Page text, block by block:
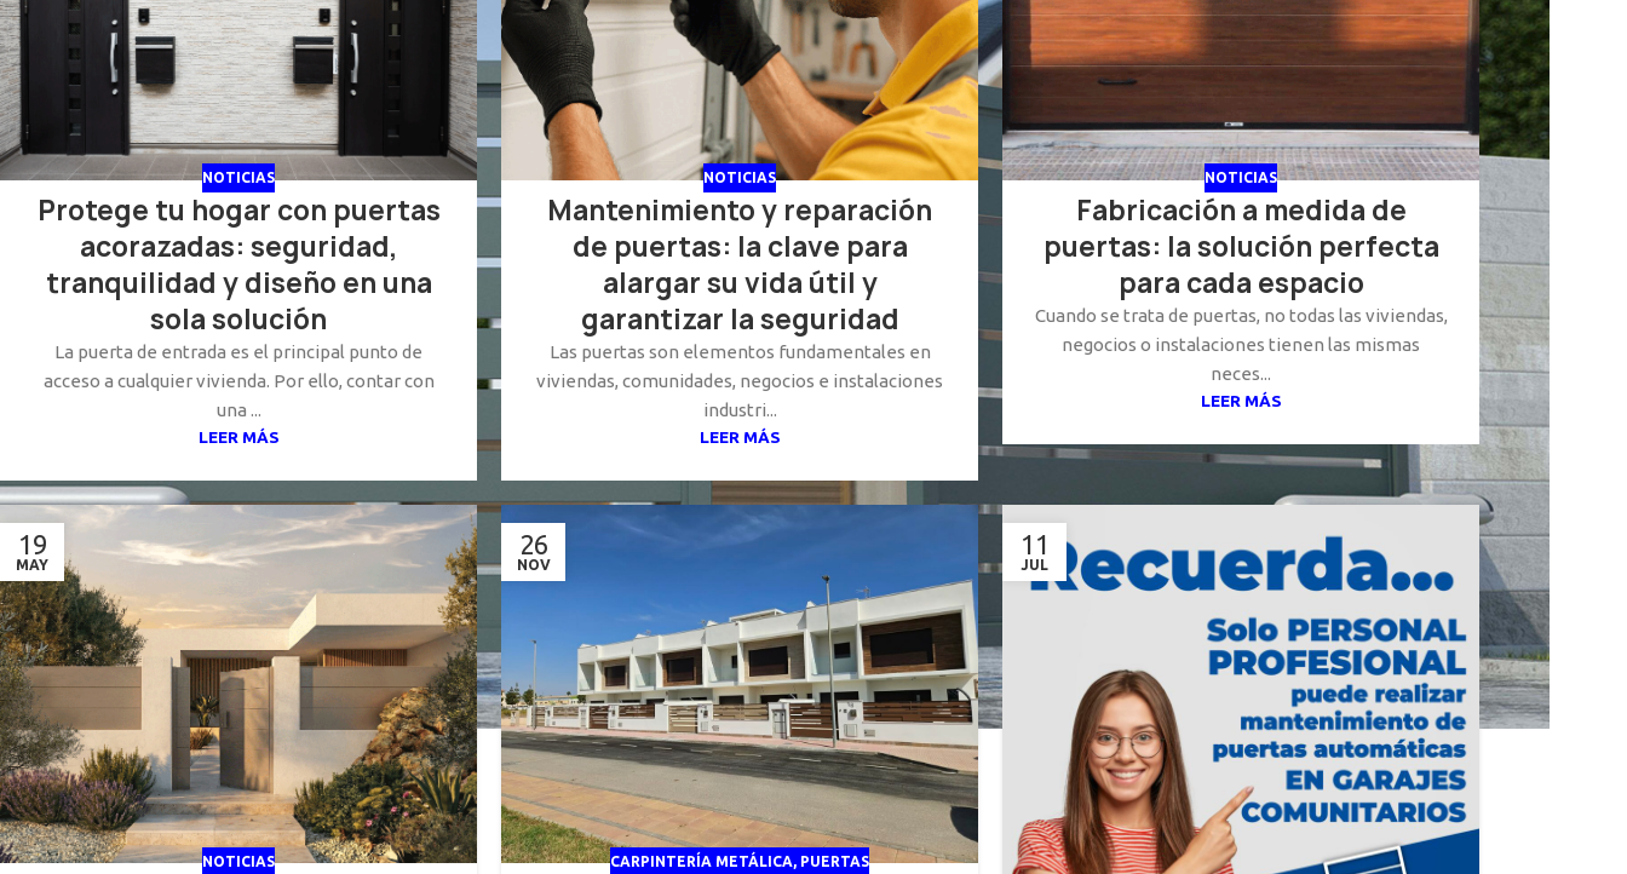
NOTICIAS
Protege tu hogar con puertas
acorazadas: seguridad,
tranquilidad y diseño en una
sola solución
La puerta de entrada es el principal punto de
acceso a cualquier vivienda. Por ello, contar con
una ...
LEER MÁS
NOTICIAS
Mantenimiento y reparación
de puertas: la clave para
alargar su vida útil y
garantizar la seguridad
Las puertas son elementos fundamentales en
viviendas, comunidades, negocios e instalaciones
industri...
LEER MÁS
NOTICIAS
Fabricación a medida de
puertas: la solución perfecta
para cada espacio
Cuando se trata de puertas, no todas las viviendas,
negocios o instalaciones tienen las mismas
neces...
LEER MÁS
19
MAY
NOTICIAS
26
NOV
CARPINTERÍA METÁLICA PUERTAS
11
JUL